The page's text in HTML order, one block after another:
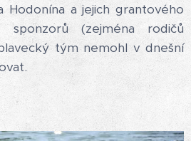
a jejich grantového
sponzorů (zejména rodičů
tým nemohl v dnešní